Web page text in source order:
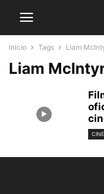
Início Tags Liam
Liam